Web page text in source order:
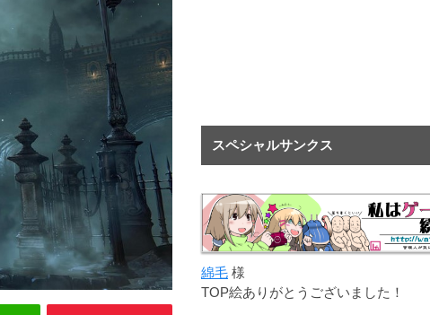
スペシャルサンクス
綿毛 様
TOP絵ありがとうございました！